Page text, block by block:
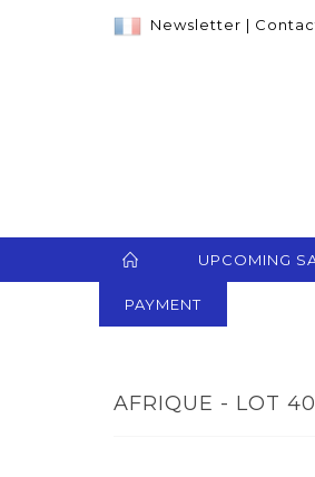
Newsletter |
UPCOMING
PAYMENT
AFRIQUE - LOT